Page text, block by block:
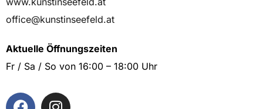
office@kunstinseefeld.at
Aktuelle Öffnungszeiten
Fr / Sa / So von 16:00 – 18:00 Uhr